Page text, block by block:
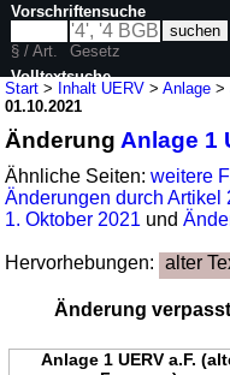
Start > Inhalt UERV >Anlage >
01.10.2021
Änderung Anlage 1
Ähnliche Seiten:weitere
Änderungen durch Artikel
1. Oktober 2021 und
Hervorhebungen: alter
Änderung
Anlage 1 UERV a.F.
Vorschriftensuche
§ / Art.
Gesetz
Volltextsuche